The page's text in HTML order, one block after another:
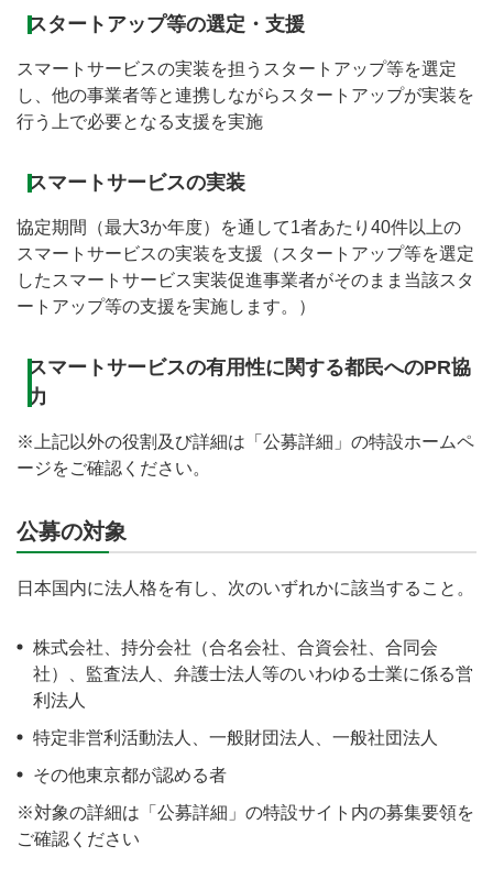
スタートアップ等の選定・支援
スマートサービスの実装を担うスタートアップ等を選定
し、他の事業者等と連携しながらスタートアップが実装を
行う上で必要となる支援を実施
スマートサービスの実装
協定期間（最大3か年度）を通して1者あたり40件以上の
スマートサービスの実装を支援（スタートアップ等を選定
したスマートサービス実装促進事業者がそのまま当該スタ
ートアップ等の支援を実施します。）
スマートサービスの有用性に関する都民へのPR協
力
※上記以外の役割及び詳細は「公募詳細」の特設ホームペ
ージをご確認ください。
公募の対象
日本国内に法人格を有し、次のいずれかに該当すること。
株式会社、持分会社（合名会社、合資会社、合同会
社）、監査法人、弁護士法人等のいわゆる士業に係る営
利法人
特定非営利活動法人、一般財団法人、一般社団法人
その他東京都が認める者
※対象の詳細は「公募詳細」の特設サイト内の募集要領を
ご確認ください